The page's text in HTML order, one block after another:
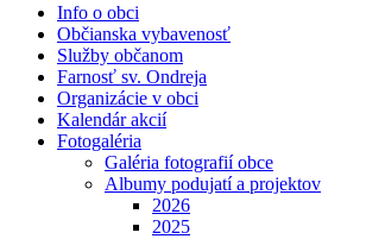
Info o obci
Občianska vybavenosť
Služby občanom
Farnosť sv. Ondreja
Organizácie v obci
Kalendár akcií
Fotogaléria
Galéria fotografií obce
Albumy podujatí a projektov
2026
2025